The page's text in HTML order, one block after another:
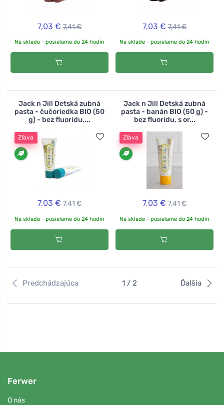
7,03 € 7,41 €
Na sklade - posielame do 24 hodín
7,03 € 7,41 €
Na sklade - posielame do 24 hodín
Jack n Jill Detská zubná
pasta - čučoriedka BIO (50
g) - bez fluoridu,...
Zľava
7,03 € 7,41 €
Na sklade - posielame do 24 hodín
Jack n Jill Detská zubná
pasta - banán BIO (50 g) -
bez fluoridu, s or...
Zľava
7,03 € 7,41 €
Na sklade - posielame do 24 hodín
Predchádzajúca 1 / 2 Ďalšia
Ferwer
O nás